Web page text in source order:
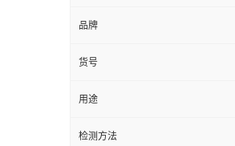
品牌
货号
用途
检测方法